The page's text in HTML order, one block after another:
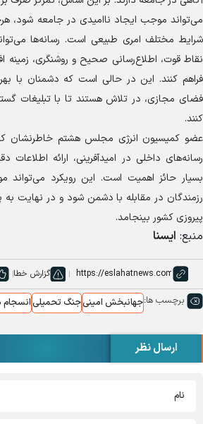
می‌تواند موجب ایجاد ناامیدی در جامعه شود،
شرایط مختلف امری طبیعی است. رسانه‌ها
نقاط قوت، اطلاع‌رسانی صحیح و روشنگری، زمینه
فراهم کنند. این در حالی است که دشمنان با
فضای مجازی، در تلاش هستند تا با تبلیغات
کنند.
عضو کمیسیون انرژی مجلس هشتم خاطرنشان
رسانه‌های داخلی در امیدآفرینی، ارائه
بسیار حائز اهمیت است. این رویکرد می‌تواند
رزمندگان در مقابله با دشمن شود و در نهایت به
پیروزی کشور بینجامد.
منبع: ایسنا
گزارش خطا
برچسب ها:جهانبخش امینیجنگ تحمیلیانسجام
ارسال نظر